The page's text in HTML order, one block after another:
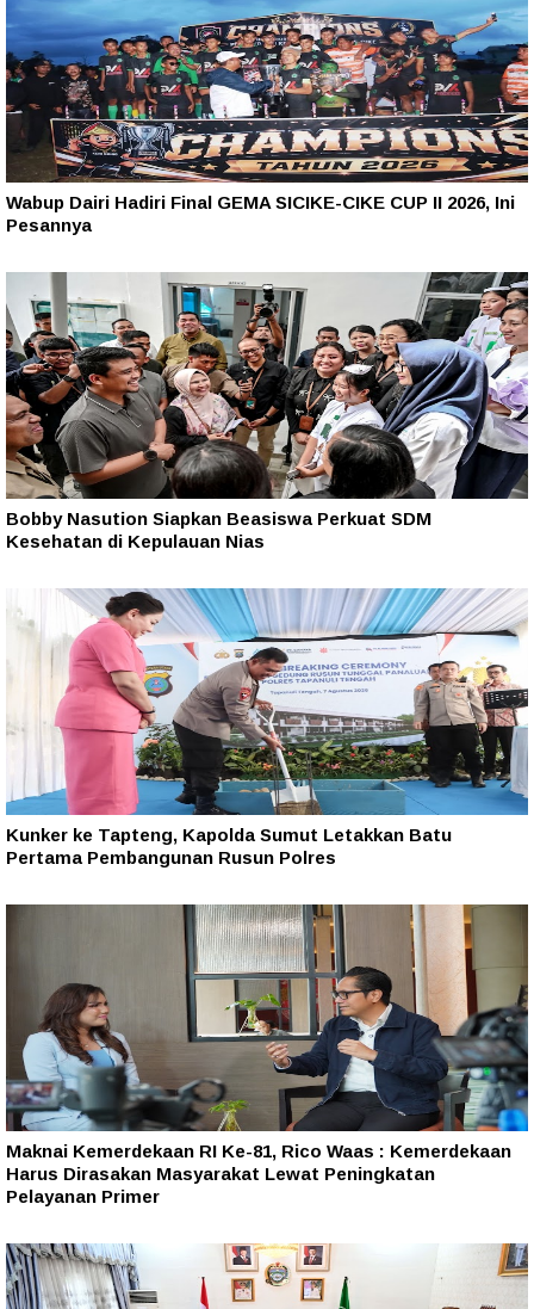
Wabup Dairi Hadiri Final GEMA SICIKE-CIKE CUP II 2026, Ini
Pesannya
Bobby Nasution Siapkan Beasiswa Perkuat SDM
Kesehatan di Kepulauan Nias
Kunker ke Tapteng, Kapolda Sumut Letakkan Batu
Pertama Pembangunan Rusun Polres
Maknai Kemerdekaan RI Ke-81, Rico Waas : Kemerdekaan
Harus Dirasakan Masyarakat Lewat Peningkatan
Pelayanan Primer